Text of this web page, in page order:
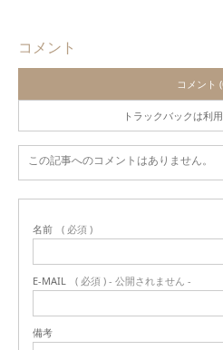
コメント
コメント
トラックバックは利
この記事へのコメントはありません。
名前 ( 必須 )
E-MAIL ( 必須 ) - 公開されません -
備考